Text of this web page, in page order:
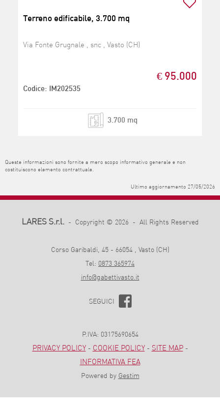
Terreno edificabile, 3.700 mq
Via Fonte Grugnale , snc , Vasto (CH)
€ 95.000
Codice: IM202535
3.700 mq
Queste informazioni sono fornite a mero scopo informativo generale e non
costituiscono elemento contrattuale.
Ultimo aggiornamento 27/05/2026
LARES S.r.l.- Copyright © 2026 - All Rights Reserved
Corso Garibaldi, 45 - 66054 , Vasto (CH)
Tel: 0873 365974
info@gabettivasto.it
SEGUICI
P.IVA: 03175690654
PRIVACY POLICY- COOKIE POLICY- SITE MAP-
INFORMATIVA FEA
Powered by Gestim